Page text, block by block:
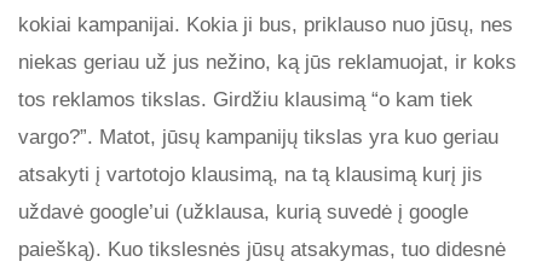
kokiai kampanijai. Kokia ji bus, priklauso nuo jūsų, nes
niekas geriau už jus nežino, ką jūs reklamuojat, ir koks
tos reklamos tikslas. Girdžiu klausimą “o kam tiek
vargo?”. Matot, jūsų kampanijų tikslas yra kuo geriau
atsakyti į vartotojo klausimą, na tą klausimą kurį jis
uždavė google’ui (užklausa, kurią suvedė į google
paiešką). Kuo tikslesnės jūsų atsakymas, tuo didesnė